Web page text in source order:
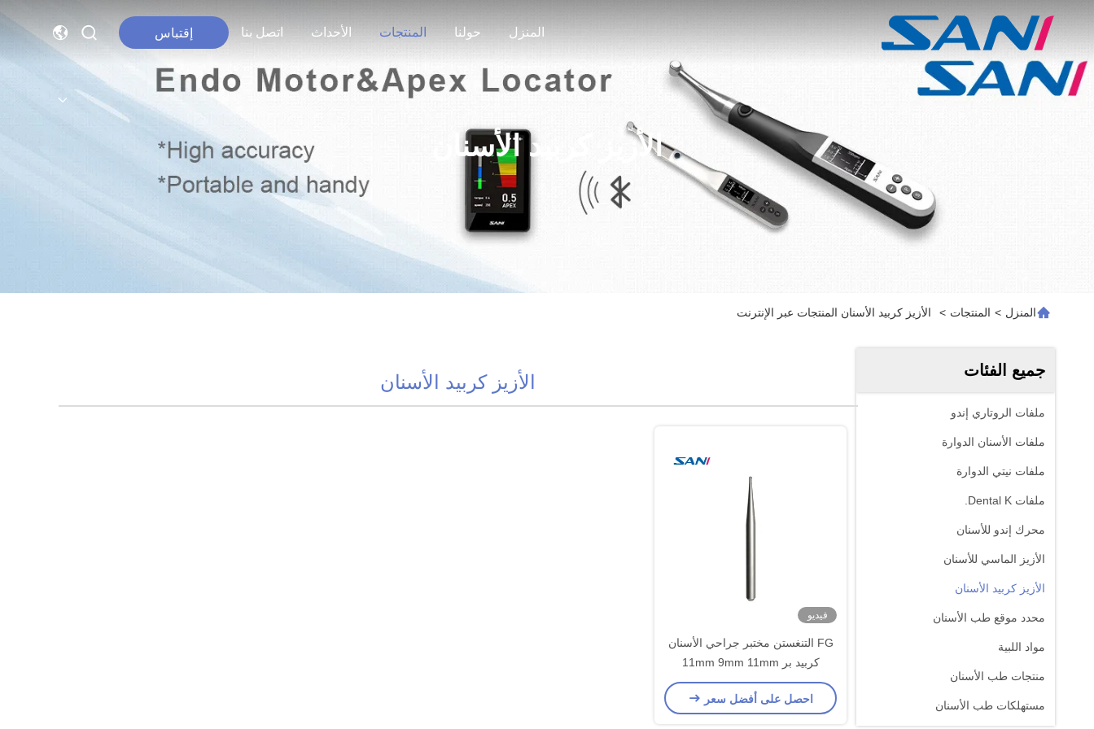
المنزل حولنا المنتجات الأحداث اتصل بنا إقتباس
الأزيز كربيد الأسنان
المنزل > المنتجات > الأزيز كربيد الأسنان المنتجات عبر الإنترنت
جميع الفئات
ملفات الروتاري إندو
ملفات الأسنان الدوارة
ملفات نيتي الدوارة
ملفات Dental K.
محرك إندو للأسنان
الأزيز الماسي للأسنان
الأزيز كربيد الأسنان
محدد موقع طب الأسنان
مواد اللبية
منتجات طب الأسنان
مستهلكات طب الأسنان
الأزيز كربيد الأسنان
فيديو
FG التنغستن مختبر جراحي الأسنان
كربيد بر 11mm 9mm 11mm
احصل على أفضل سعر